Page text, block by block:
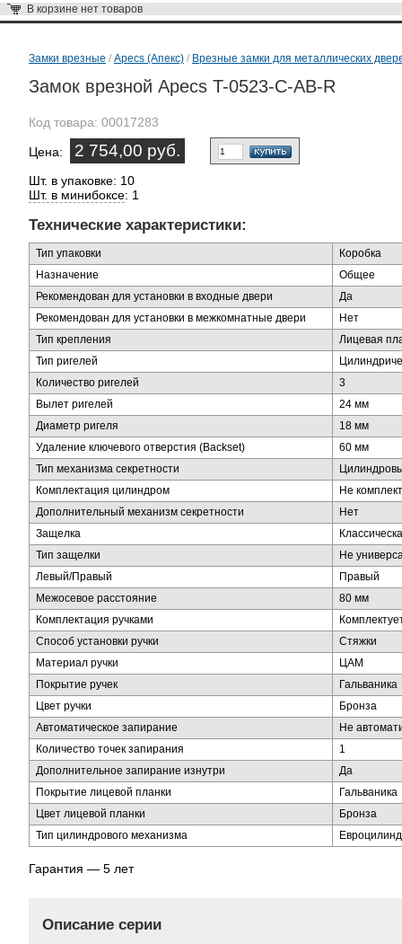
В корзине нет товаров
Замки врезные / Apecs (Апекс) / Врезные замки для металлических
Замок врезной Apecs T-0523-C-AB-R
Код товара: 00017283
Цена: 2 754,00 руб.
Шт. в упаковке: 10
Шт. в минибоксе: 1
Технические характеристики:
Тип упаковки
Коробка
Назначение
Общее
Рекомендован для установки в входные двери
Да
Рекомендован для установки в межкомнатные двери
Нет
Тип крепления
Лицевая
Тип ригелей
Количество ригелей
3
Вылет ригелей
24 мм
Диаметр ригеля
18 мм
Удаление ключевого отверстия (Backset)
60 мм
Тип механизма секретности
Комплектация цилиндром
Не
Дополнительный механизм секретности
Нет
Защелка
Тип защелки
Не
Левый/Правый
Правый
Межосевое расстояние
80 мм
Комплектация ручками
Способ установки ручки
Стяжки
Материал ручки
ЦАМ
Покрытие ручек
Гальваника
Цвет ручки
Бронза
Автоматическое запирание
Не
Количество точек запирания
1
Дополнительное запирание изнутри
Да
Покрытие лицевой планки
Гальваника
Цвет лицевой планки
Бронза
Тип цилиндрового механизма
Гарантия — 5 лет
Описание серии